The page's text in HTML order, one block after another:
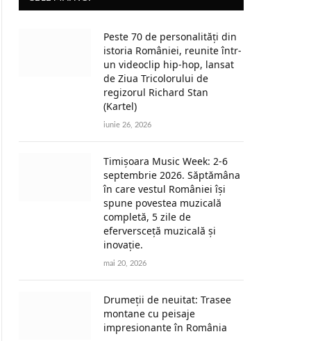
Peste 70 de personalități din
istoria României, reunite într-
un videoclip hip-hop, lansat
de Ziua Tricolorului de
regizorul Richard Stan
(Kartel)
iunie 26, 2026
Timișoara Music Week: 2-6
septembrie 2026. Săptămâna
în care vestul României își
spune povestea muzicală
completă, 5 zile de
eferversceță muzicală și
inovație.
mai 20, 2026
Drumeții de neuitat: Trasee
montane cu peisaje
impresionante în România